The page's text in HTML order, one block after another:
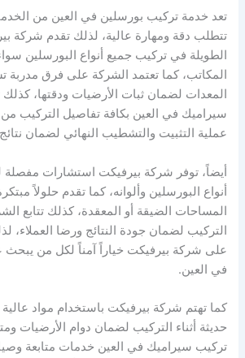
تعد خدمة تركيب بورسلين في العين من
تتطلب دقة ومهارة عالية، لذلك تقدم شركة
الطويلة في تركيب جميع أنواع البورسلين
المكاتب، كما تعتمد الشركة على فرق
المعدات لضمان ثبات الأرضيات ودقتها،
سيراميك في العين بكافة تفاصيل التركيب من
عملية التثبيت والتشطيب النهائي لضمان
أيضاً، توفر شركة بيرفيكت استشارات مفصلة
أنواع البورسلين وألوانه، كما تقدم حلولاً
المساحات الضيقة أو المعقدة، كذلك تتابع
التركيب لضمان جودة النتائج ورضا العملاء،
على شركة بيرفيكت خياراً آمناً لكل من
في العين.
كما تهتم شركة بيرفيكت باستخدام مواد عالية
حديثة أثناء التركيب لضمان دوام الأرضيات
تركيب سيراميك في العين خدمات متابعة